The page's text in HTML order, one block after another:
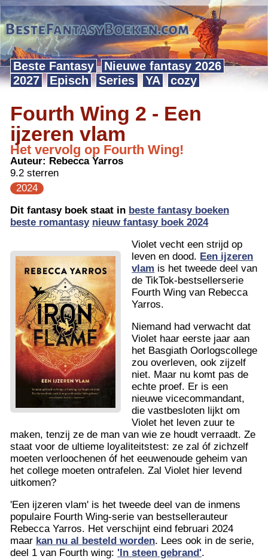
Beste Fantasy
Nieuwe fantasy 2026
2027
Episch Series YA cozy
Fourth Wing 2 - Een
ijzeren vlam
Het vervolg op Fourth Wing!
Auteur: Rebecca Yarros
9.2 sterren
2024
Dit fantasy boek staat in beste fantasy boeken
beste romantasy nieuw fantasy boek 2024
Violet vecht een strijd op
leven en dood. Een ijzeren
vlam is het tweede deel van
de TikTok-bestsellerserie
Fourth Wing van Rebecca
Yarros.
Niemand had verwacht dat
Violet haar eerste jaar aan
het Basgiath Oorlogscollege
zou overleven, ook zijzelf
niet. Maar nu komt pas de
echte proef. Er is een
nieuwe vicecommandant,
die vastbesloten lijkt om
Violet het leven zuur te
maken, tenzij ze de man van wie ze houdt verraadt. Ze
staat voor de ultieme loyaliteitstest: ze zal óf zichzelf
moeten verloochenen óf het eeuwenoude geheim van
het college moeten ontrafelen. Zal Violet hier levend
uitkomen?
'Een ijzeren vlam' is het tweede deel van de inmens
populaire Fourth Wing-serie van bestsellerauteur
Rebecca Yarros. Het verschijnt eind februari 2024
maar kan nu al besteld worden. Lees ook in de serie,
deel 1 van Fourth wing: 'In steen gebrand'.